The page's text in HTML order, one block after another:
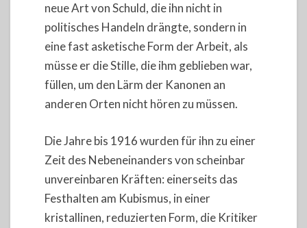
neue Art von Schuld, die ihn nicht in
politisches Handeln drängte, sondern in
eine fast asketische Form der Arbeit, als
müsse er die Stille, die ihm geblieben war,
füllen, um den Lärm der Kanonen an
anderen Orten nicht hören zu müssen.
Die Jahre bis 1916 wurden für ihn zu einer
Zeit des Nebeneinanders von scheinbar
unvereinbaren Kräften: einerseits das
Festhalten am Kubismus, in einer
kristallinen, reduzierten Form, die Kritiker